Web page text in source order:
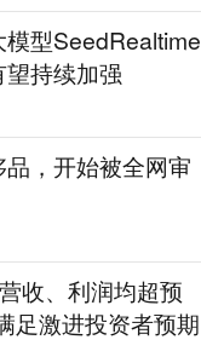
型SeedRealtime
持续加强
，开始被全网审
收、利润均超预
足激进投资者预期